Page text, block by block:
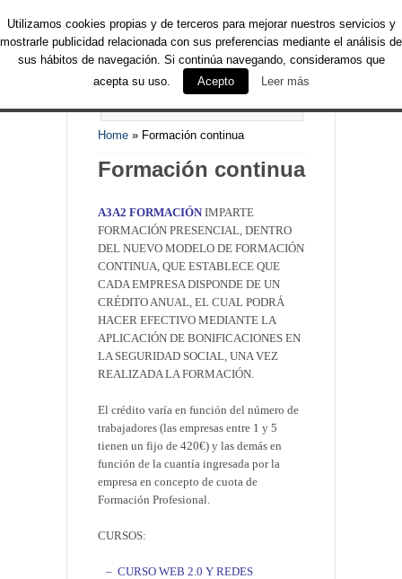
Home » Formación continua
Formación continua
A3A2 FORMACIÓN IMPARTE
FORMACIÓN PRESENCIAL, DENTRO
DEL NUEVO MODELO DE FORMACIÓN
CONTINUA, QUE ESTABLECE QUE
CADA EMPRESA DISPONDE DE UN
CRÉDITO ANUAL, EL CUAL PODRÁ
HACER EFECTIVO MEDIANTE LA
APLICACIÓN DE BONIFICACIONES EN
LA SEGURIDAD SOCIAL, UNA VEZ
REALIZADA LA FORMACIÓN.
El crédito varía en función del número de
trabajadores (las empresas entre 1 y 5
tienen un fijo de 420€) y las demás en
función de la cuantía ingresada por la
empresa en concepto de cuota de
Formación Profesional.
CURSOS:
– CURSO WEB 2.0 Y REDES
Utilizamos cookies propias y de terceros para mejorar nuestros servicios y
mostrarle publicidad relacionada con sus preferencias mediante el análisis de
sus hábitos de navegación. Si continúa navegando, consideramos que
acepta su uso.
Acepto Leer más